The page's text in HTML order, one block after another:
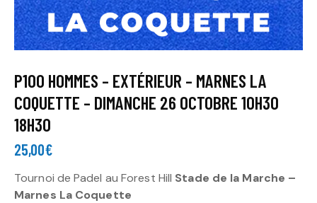
P100 HOMMES – EXTÉRIEUR – MARNES LA
COQUETTE – DIMANCHE 26 OCTOBRE 10H30
18H30
25,00€
Tournoi de Padel au Forest Hill Stade de la Marche –
Marnes La Coquette